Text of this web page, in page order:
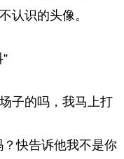
认识的头像。
子的吗，我马上打
快告诉他我不是你